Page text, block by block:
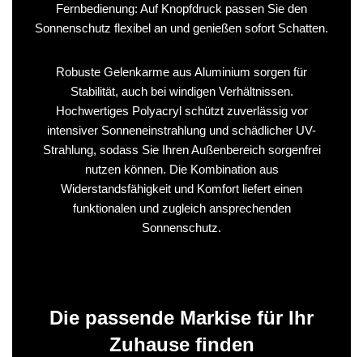
Fernbedienung: Auf Knopfdruck passen Sie den
Sonnenschutz flexibel an und genießen sofort Schatten.
Robuste Gelenkarme aus Aluminium sorgen für
Stabilität, auch bei windigen Verhältnissen.
Hochwertiges Polyacryl schützt zuverlässig vor
intensiver Sonneneinstrahlung und schädlicher UV-
Strahlung, sodass Sie Ihren Außenbereich sorgenfrei
nutzen können. Die Kombination aus
Widerstandsfähigkeit und Komfort liefert einen
funktionalen und zugleich ansprechenden
Sonnenschutz.
Die passende Markise für Ihr
Zuhause finden